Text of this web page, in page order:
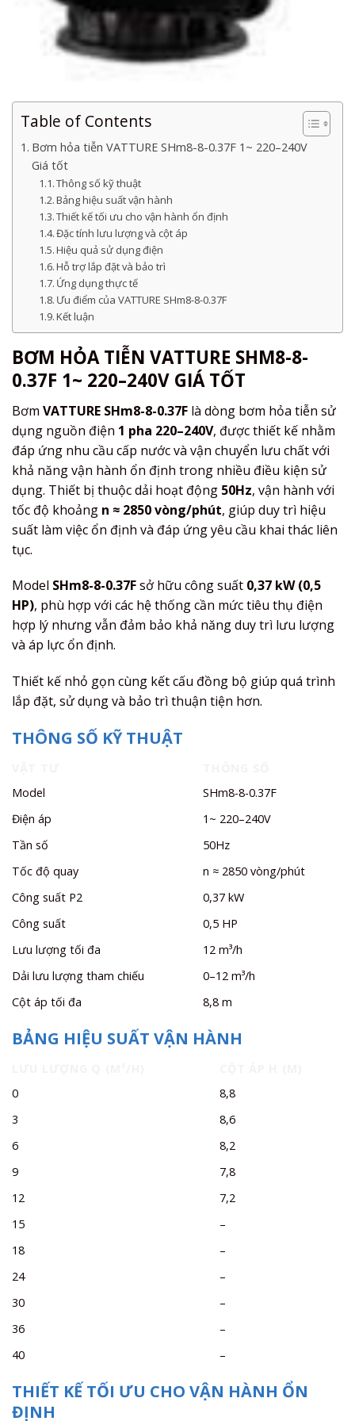
Table of Contents
Bơm hỏa tiễn VATTURE SHm8-8-0.37F 1~ 220–240V
Giá tốt
Thông số kỹ thuật
Bảng hiệu suất vận hành
Thiết kế tối ưu cho vận hành ổn định
Đặc tính lưu lượng và cột áp
Hiệu quả sử dụng điện
Hỗ trợ lắp đặt và bảo trì
Ứng dụng thực tế
Ưu điểm của VATTURE SHm8-8-0.37F
Kết luận
BƠM HỎA TIỄN VATTURE SHM8-8-
0.37F 1~ 220–240V GIÁ TỐT
Bơm VATTURE SHm8-8-0.37F là dòng bơm hỏa tiễn sử
dụng nguồn điện 1 pha 220–240V, được thiết kế nhằm
đáp ứng nhu cầu cấp nước và vận chuyển lưu chất với
khả năng vận hành ổn định trong nhiều điều kiện sử
dụng. Thiết bị thuộc dải hoạt động 50Hz, vận hành với
tốc độ khoảng n ≈ 2850 vòng/phút, giúp duy trì hiệu
suất làm việc ổn định và đáp ứng yêu cầu khai thác liên
tục.
Model SHm8-8-0.37Fsở hữu công suất 0,37 kW (0,5
HP), phù hợp với các hệ thống cần mức tiêu thụ điện
hợp lý nhưng vẫn đảm bảo khả năng duy trì lưu lượng
và áp lực ổn định.
Thiết kế nhỏ gọn cùng kết cấu đồng bộ giúp quá trình
lắp đặt, sử dụng và bảo trì thuận tiện hơn.
THÔNG SỐ KỸ THUẬT
Model
SHm8-8-0.37F
Điện áp
1~ 220–240V
Tần số
50Hz
Tốc độ quay
n ≈ 2850 vòng/phút
Công suất P2
0,37 kW
Công suất
0,5 HP
Lưu lượng tối đa
12 m³/h
Dải lưu lượng tham chiếu
0–12 m³/h
Cột áp tối đa
8,8 m
BẢNG HIỆU SUẤT VẬN HÀNH
0
8,8
3
8,6
6
8,2
9
7,8
12
7,2
15
–
18
–
24
–
30
–
36
–
40
–
THIẾT KẾ TỐI ƯU CHO VẬN HÀNH ỔN
ĐỊNH